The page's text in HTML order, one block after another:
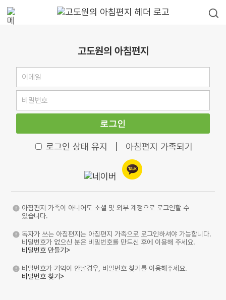
고도원의 아침편지
로그인
로그인 상태 유지 아침편지 가족되기
아침편지 가족이 아니어도 소셜 및 외부 계정으로 로그인할 수
있습니다.
독자가 쓰는 아침편지는 아침편지 가족으로 로그인하셔야 가능합니다.
비밀번호가 없으신 분은 비밀번호를 만드신 후에 이용해 주세요.
비밀번호 만들기>
비밀번호가 기억이 안날경우, 비밀번호 찾기를 이용해주세요.
비밀번호 찾기>